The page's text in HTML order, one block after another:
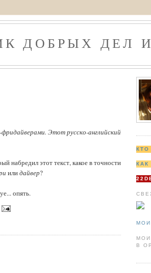
ДОБРЫХ ДЕЛ
Этот русско-английский
набредил этот текст, какое в точности
илидайвер?
опять.
КТО
КАК
В